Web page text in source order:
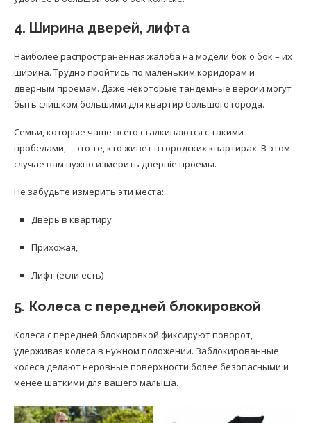
4. Ширина дверей, лифта
Наиболее распространенная жалоба на модели бок о бок – их
ширина. Трудно пройтись по маленьким коридорам и
дверным проемам. Даже некоторые тандемные версии могут
быть слишком большими для квартир большого города.
Семьи, которые чаще всего сталкиваются с такими
пробелами, – это те, кто живет в городских квартирах. В этом
случае вам нужно измерить дверніе проемы.
Не забудьте измерить эти места:
Дверь в квартиру
Прихожая,
Лифт (если есть)
5. Колеса с передней блокировкой
Колеса с передней блокировкой фиксируют поворот,
удерживая колеса в нужном положении. Заблокированные
колеса делают неровные поверхности более безопасными и
менее шаткими для вашего малыша.